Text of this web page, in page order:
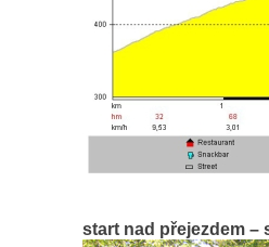
start nad přejezdem –